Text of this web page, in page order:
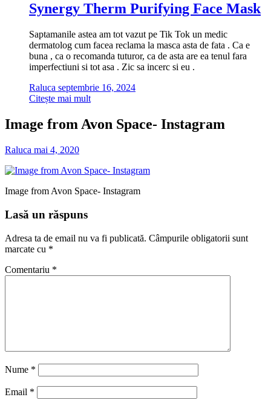
Synergy Therm Purifying Face Mask
Saptamanile astea am tot vazut pe Tik Tok un medic
dermatolog cum facea reclama la masca asta de fata . Ca e
buna , ca o recomanda tuturor, ca de asta are ea tenul fara
imperfectiuni si tot asa . Zic sa incerc si eu .
Raluca septembrie 16, 2024
Citește mai mult
Image from Avon Space- Instagram
Raluca mai 4, 2020
Image from Avon Space- Instagram
Lasă un răspuns
Adresa ta de email nu va fi publicată. Câmpurile obligatorii sunt
marcate cu *
Comentariu *
Nume *
Email *